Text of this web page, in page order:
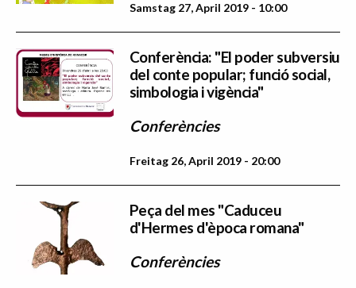
Samstag 27, April 2019 - 10:00
Conferència: "El poder subversiu
del conte popular; funció social,
simbologia i vigència"
Conferències
Freitag 26, April 2019 - 20:00
Peça del mes "Caduceu
d'Hermes d'època romana"
Conferències